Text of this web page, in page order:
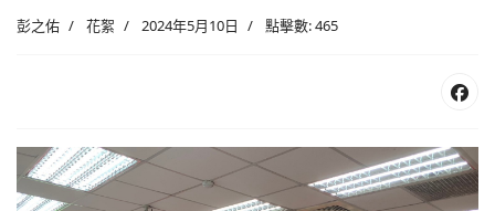
彭之佑 花絮 2024年5月10日 點擊數: 465